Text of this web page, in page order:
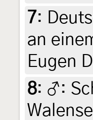
7:
an
Eugen
8: ♂: